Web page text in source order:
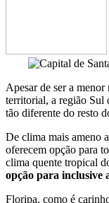
Apesar de ser a
territorial, a região Sul
tão diferente do resto
De clima mais ameno
oferecem opção para
clima quente tropical
opção para inclusive
Floripa, como é